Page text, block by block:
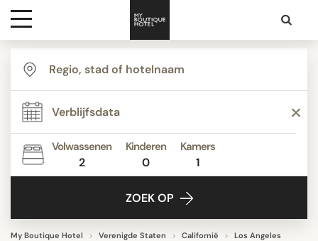
Bestemmingen
Hoteltypes
Contact
Volwassenen
2
Kinderen
0
Kamers
1
ZOEK OP
My Boutique Hotel Verenigde Staten Californië
Los Angeles